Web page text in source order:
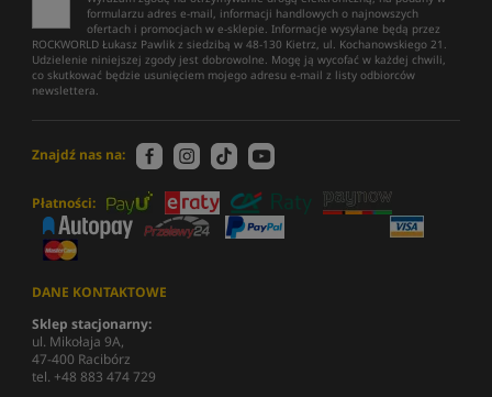
formularzu adres e-mail, informacji handlowych o najnowszych
ofertach i promocjach w e-sklepie. Informacje wysyłane będą przez
ROCKWORLD Łukasz Pawlik z siedzibą w 48-130 Kietrz, ul. Kochanowskiego 21.
Udzielenie niniejszej zgody jest dobrowolne. Mogę ją wycofać w każdej chwili,
co skutkować będzie usunięciem mojego adresu e-mail z listy odbiorców
newslettera.
Znajdź nas na:
Płatności:
DANE KONTAKTOWE
Sklep stacjonarny:
ul. Mikołaja 9A,
47-400 Racibórz
tel. +48 883 474 729